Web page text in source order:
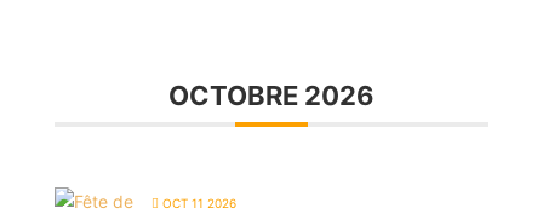
OCTOBRE 2026
OCT 11 2026